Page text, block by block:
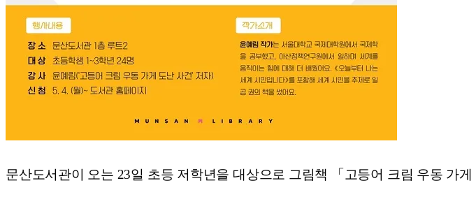
문산도서관이 오는 23일 초등 저학년을 대상으로 그림책 「고등어 크림 우동 가